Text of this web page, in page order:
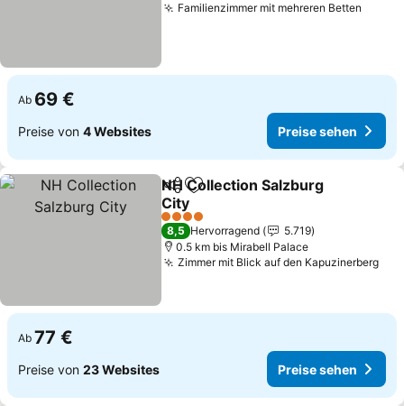
Familienzimmer mit mehreren Betten
Ab 69 €
Preise von 4 Websites Preise sehen
TeilenZu Favoriten hinzufügen
NH Collection Salzburg
City
Preise sehen
4 Sterne
8,5 Hervorragend
5.719
0.5 km bis Mirabell Palace
Zimmer mit Blick auf den Kapuzinerberg
Ab 77 €
Preise von 23 Websites Preise sehen